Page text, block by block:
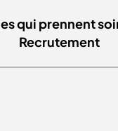
qui prennent
Recrutement